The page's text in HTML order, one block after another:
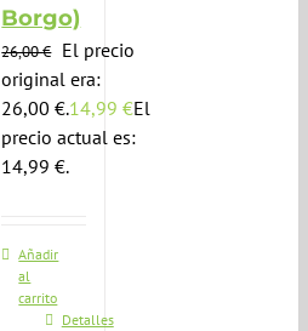
Borgo)
26,00€ El precio
original era:
26,00 €.14,99€El
precio actual es:
14,99 €.
Añadir
al
carrito
Detalles